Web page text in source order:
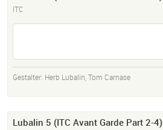
ITC
Gestalter: Herb Lubalin,Tom Carnase
Lubalin 5 (ITC Avant Garde Part 2-4)